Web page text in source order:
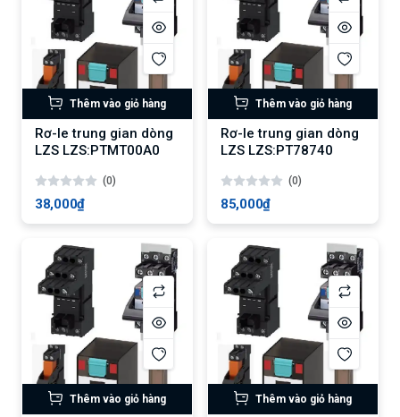
Thêm vào giỏ hàng
Rơ-le trung gian dòng
LZS LZS:PTMT00A0
(0)
38,000₫
Thêm vào giỏ hàng
Rơ-le trung gian dòng
LZS LZS:PT78740
(0)
85,000₫
Thêm vào giỏ hàng Thêm vào giỏ hàng